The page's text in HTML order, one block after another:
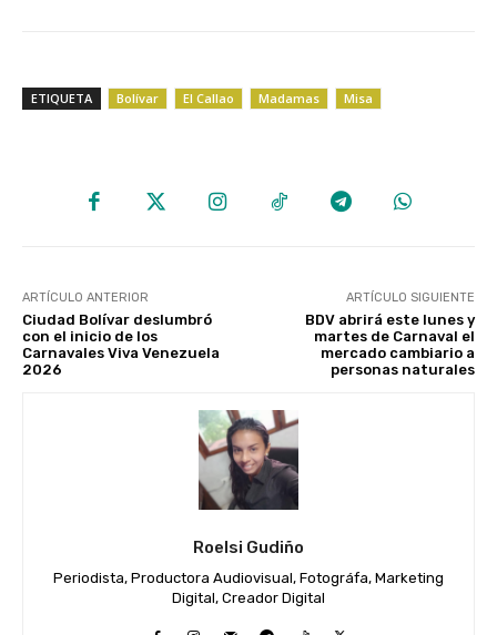
ETIQUETA Bolívar El Callao Madamas Misa
ARTÍCULO ANTERIOR
‎Ciudad Bolívar deslumbró
con el inicio de los
Carnavales Viva Venezuela
2026
ARTÍCULO SIGUIENTE
BDV abrirá este lunes y
martes de Carnaval el
mercado cambiario a
personas naturales
Roelsi Gudiño
Periodista, Productora Audiovisual, Fotográfa, Marketing
Digital, Creador Digital